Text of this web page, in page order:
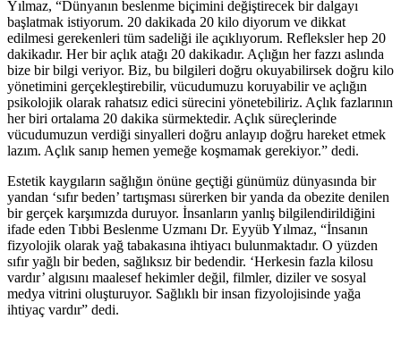
Yılmaz, “Dünyanın beslenme biçimini değiştirecek bir dalgayı
başlatmak istiyorum. 20 dakikada 20 kilo diyorum ve dikkat
edilmesi gerekenleri tüm sadeliği ile açıklıyorum. Refleksler hep 20
dakikadır. Her bir açlık atağı 20 dakikadır. Açlığın her fazzı aslında
bize bir bilgi veriyor. Biz, bu bilgileri doğru okuyabilirsek doğru kilo
yönetimini gerçekleştirebilir, vücudumuzu koruyabilir ve açlığın
psikolojik olarak rahatsız edici sürecini yönetebiliriz. Açlık fazlarının
her biri ortalama 20 dakika sürmektedir. Açlık süreçlerinde
vücudumuzun verdiği sinyalleri doğru anlayıp doğru hareket etmek
lazım. Açlık sanıp hemen yemeğe koşmamak gerekiyor.” dedi.
Estetik kaygıların sağlığın önüne geçtiği günümüz dünyasında bir
yandan ‘sıfır beden’ tartışması sürerken bir yanda da obezite denilen
bir gerçek karşımızda duruyor. İnsanların yanlış bilgilendirildiğini
ifade eden Tıbbi Beslenme Uzmanı Dr. Eyyüb Yılmaz, “İnsanın
fizyolojik olarak yağ tabakasına ihtiyacı bulunmaktadır. O yüzden
sıfır yağlı bir beden, sağlıksız bir bedendir. ‘Herkesin fazla kilosu
vardır’ algısını maalesef hekimler değil, filmler, diziler ve sosyal
medya vitrini oluşturuyor. Sağlıklı bir insan fizyolojisinde yağa
ihtiyaç vardır” dedi.